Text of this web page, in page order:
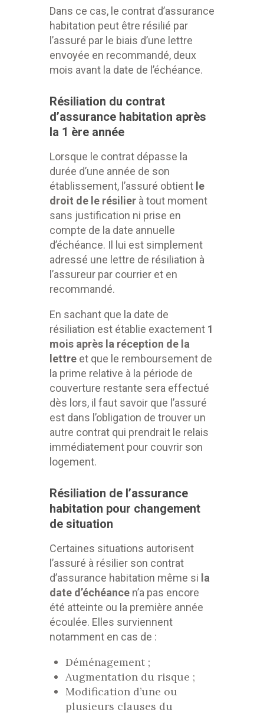
Dans ce cas, le contrat d’assurance
habitation peut être résilié par
l’assuré par le biais d’une lettre
envoyée en recommandé, deux
mois avant la date de l’échéance.
Résiliation du contrat
d’assurance habitation après
la 1 ère année
Lorsque le contrat dépasse la
durée d’une année de son
établissement, l’assuré obtient le
droit de le résilier à tout moment
sans justification ni prise en
compte de la date annuelle
d’échéance. Il lui est simplement
adressé une lettre de résiliation à
l’assureur par courrier et en
recommandé.
En sachant que la date de
résiliation est établie exactement 1
mois après la réception de la
lettre et que le remboursement de
la prime relative à la période de
couverture restante sera effectué
dès lors, il faut savoir que l’assuré
est dans l’obligation de trouver un
autre contrat qui prendrait le relais
immédiatement pour couvrir son
logement.
Résiliation de l’assurance
habitation pour changement
de situation
Certaines situations autorisent
l’assuré à résilier son contrat
d’assurance habitation même si la
date d’échéance n’a pas encore
été atteinte ou la première année
écoulée. Elles surviennent
notamment en cas de :
Déménagement ;
Augmentation du risque ;
Modification d’une ou
plusieurs clauses du